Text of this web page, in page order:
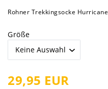
Rohner Trekkingsocke Hurricane
Größe
29,95 EUR